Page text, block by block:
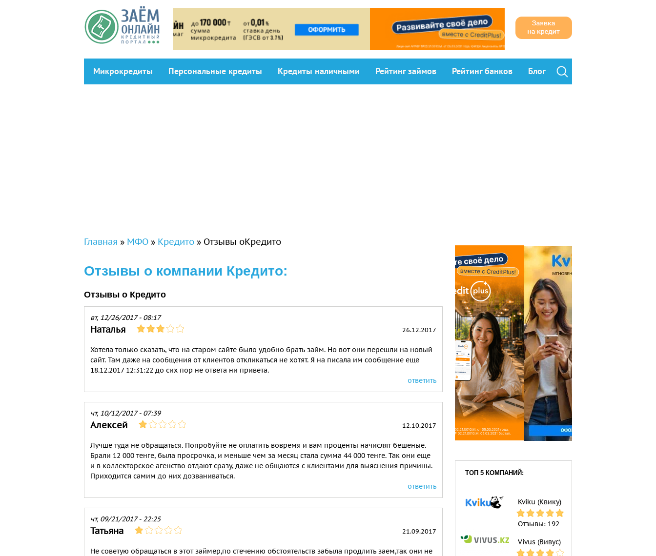
Микрокредиты Персональныe кредиты Кредиты наличными Рейтинг займов Рейтинг банков Блог
Вы здесь
Главная » МФО » Кредито » Отзывы оКредито
Отзывы о компании Кредито:
Отзывы о Кредито
вт, 12/26/2017 - 08:17
Наталья 26.12.2017
Хотела только сказать, что на старом сайте было удобно брать займ. Но вот они перешли на новый
сайт. Там даже на сообщения от клиентов откликаться не хотят. Я на писала им сообщение еще
18.12.2017 12:31:22 до сих пор не ответа ни привета.
ответить
чт, 10/12/2017 - 07:39
Алексей 12.10.2017
Лучше туда не обращаться. Попробуйте не оплатить вовремя и вам проценты начислят бешеные.
Брали 12 000 тенге, была просрочка, и меньше чем за месяц стала сумма 44 000 тенге. Так они еще
и в коллекторское агенство отдают сразу, даже не общаются с клиентами для выяснения причины.
Приходится самим до них дозваниваться.
ответить
чт, 09/21/2017 - 22:25
Татьяна 21.09.2017
Не советую обращаться в этот займер,по стечению обстоятельств забыла продлить заем,так они не
ТОП 5 КОМПАНИЙ:
Kviku (Квику)
Отзывы: 192
Vivus (Вивус)